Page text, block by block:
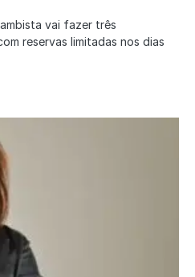
vai fazer três
reservas limitadas nos dias